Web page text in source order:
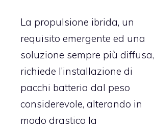
La propulsione ibrida, un
requisito emergente ed una
soluzione sempre più diffusa,
richiede l’installazione di
pacchi batteria dal peso
considerevole, alterando in
modo drastico la